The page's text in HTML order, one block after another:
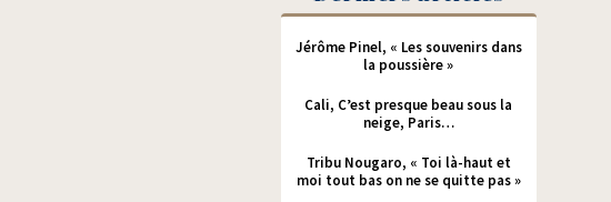
Jérôme Pinel, « Les souvenirs dans
la poussière »
Cali, C’est presque beau sous la
neige, Paris…
Tribu Nougaro, « Toi là-haut et
moi tout bas on ne se quitte pas »